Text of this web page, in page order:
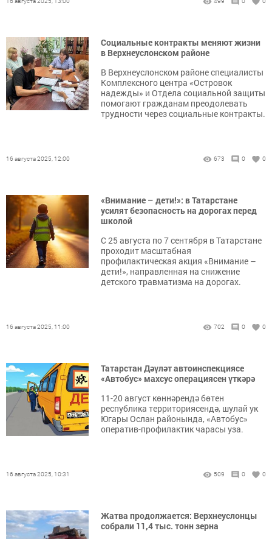
Социальные контракты меняют жизни
в Верхнеуслонском районе
В Верхнеуслонском районе специалисты
Комплексного центра «Островок
надежды» и Отдела социальной защиты
помогают гражданам преодолевать
трудности через социальные контракты.
16 августа 2025, 12:00 673 0 0
«Внимание – дети!»: в Татарстане
усилят безопасность на дорогах перед
школой
С 25 августа по 7 сентября в Татарстане
проходит масштабная
профилактическая акция «Внимание –
дети!», направленная на снижение
детского травматизма на дорогах.
16 августа 2025, 11:00 702 0 0
Татарстан Дәүләт автоинспекциясе
«Автобус» махсус операциясен үткәрә
11-20 август көннәрендә бөтен
республика территориясендә, шулай ук
Югары Ослан районында, «Автобус»
оператив-профилактик чарасы уза.
16 августа 2025, 10:31 509 0 0
Жатва продолжается: Верхнеуслонцы
собрали 11,4 тыс. тонн зерна